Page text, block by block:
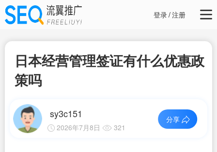
登录/注册
日本经营管理签证有什么优惠政
策吗
sy3c151
2026年7月8日 321
分享